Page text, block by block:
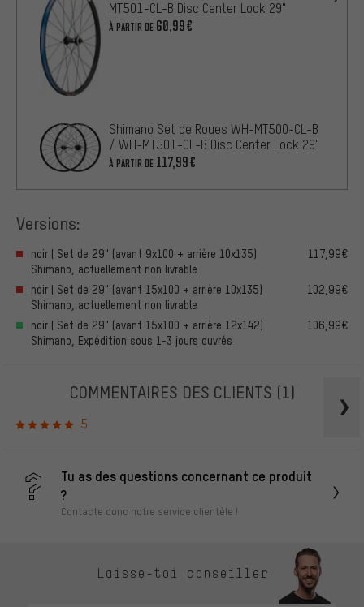
MT501-CL-B Disc Center Lock 29"
À PARTIR DE 60,99€
Shimano Set de Roues WH-MT500-CL-B
/ WH-MT501-CL-B Disc Center Lock 29"
À PARTIR DE 117,99€
Versions:
noir | Set de 29" (avant 9x100 + arrière 10x135)
Shimano, actuellement non livrable
117,99€
noir | Set de 29" (avant 15x100 + arrière 10x135)
Shimano, actuellement non livrable
102,99€
noir | Set de 29" (avant 15x100 + arrière 12x142)
Shimano, Expédition sous 1-3 jours ouvrés
106,99€
COMMENTAIRES DES CLIENTS (1)
5
Tu as des questions concernant ce produit
?
Contacte donc notre service clientèle !
Laisse-toi conseiller